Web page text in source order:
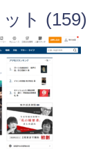
ト (159)